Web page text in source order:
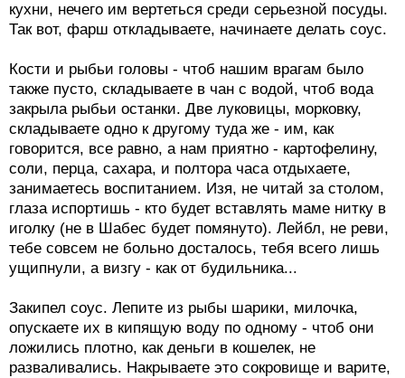
кухни, нечего им вертеться среди серьезной посуды.
Так вот, фарш откладываете, начинаете делать соус.
Кости и рыбьи головы - чтоб нашим врагам было
также пусто, складываете в чан с водой, чтоб вода
закрыла рыбьи останки. Две луковицы, морковку,
складываете одно к другому туда же - им, как
говорится, все равно, а нам приятно - картофелину,
соли, перца, сахара, и полтора часа отдыхаете,
занимаетесь воспитанием. Изя, не читай за столом,
глаза испортишь - кто будет вставлять маме нитку в
иголку (не в Шабес будет помянуто). Лейбл, не реви,
тебе совсем не больно досталось, тебя всего лишь
ущипнули, а визгу - как от будильника...
Закипел соус. Лепите из рыбы шарики, милочка,
опускаете их в кипящую воду по одному - чтоб они
ложились плотно, как деньги в кошелек, не
разваливались. Накрываете это сокровище и варите,